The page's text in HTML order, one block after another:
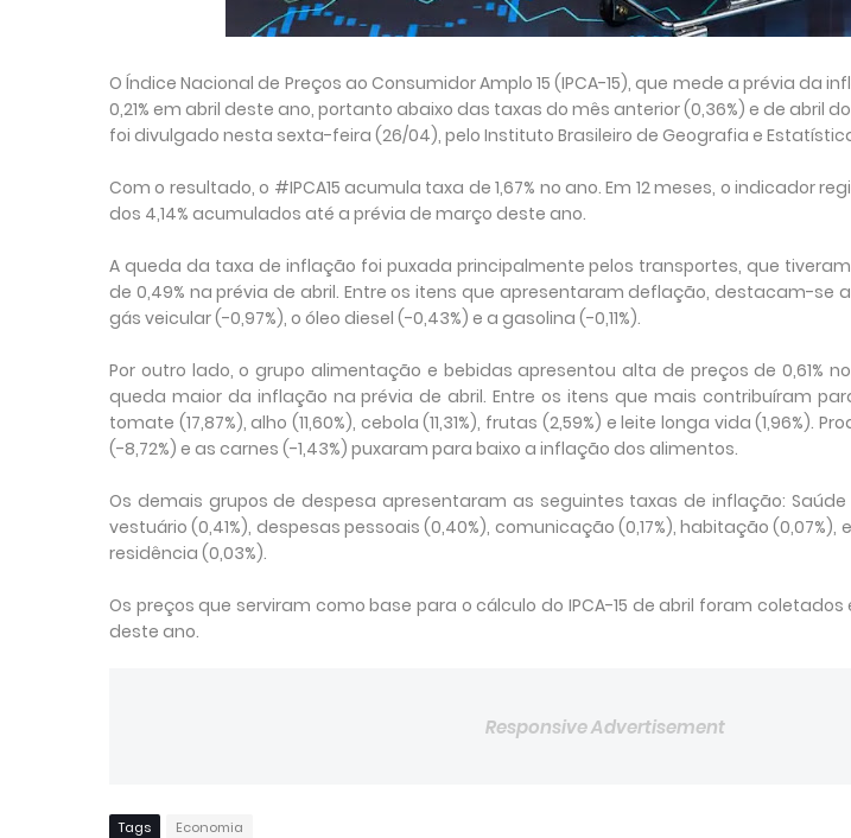
O Índice Nacional de Preços ao Consumidor Amplo 15 (IPCA-15), que mede a prévia da
0,21% em abril deste ano, portanto abaixo das taxas do mês anterior (0,36%) e de abril
foi divulgado nesta sexta-feira (26/04), pelo Instituto Brasileiro de Geografia e Estatística
Com o resultado, o #IPCA15 acumula taxa de 1,67% no ano. Em 12 meses, o indicador
dos 4,14% acumulados até a prévia de março deste ano.
A queda da taxa de inflação foi puxada principalmente pelos transportes, que
de 0,49% na prévia de abril. Entre os itens que apresentaram deflação, destacam-se
gás veicular (-0,97%), o óleo diesel (-0,43%) e a gasolina (-0,11%).
Por outro lado, o grupo alimentação e bebidas apresentou alta de preços de 0,61%
queda maior da inflação na prévia de abril. Entre os itens que mais contribuíram
tomate (17,87%), alho (11,60%), cebola (11,31%), frutas (2,59%) e leite longa vida (1,96%).
(-8,72%) e as carnes (-1,43%) puxaram para baixo a inflação dos alimentos.
Os demais grupos de despesa apresentaram as seguintes taxas de inflação: Saúde
vestuário (0,41%), despesas pessoais (0,40%), comunicação (0,17%), habitação
residência (0,03%).
Os preços que serviram como base para o cálculo do IPCA-15 de abril foram coletados
deste ano.
Responsive Advertisement
Tags Economia